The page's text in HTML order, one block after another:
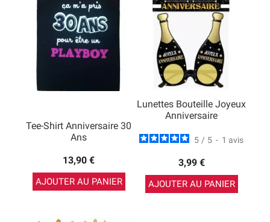
Tee-Shirt Anniversaire 30
Ans
13,90 €
AJOUTER AU PANIER
Lunettes Bouteille Joyeux
Anniversaire
5 / 5 - 1 avis
3,99 €
AJOUTER AU PANIER